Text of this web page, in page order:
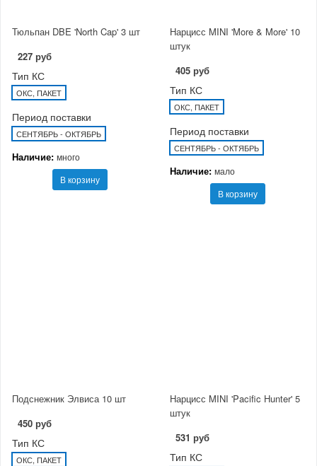
Тюльпан DBE 'North Cap' 3 шт
227 руб
Тип КС
ОКС, ПАКЕТ
Период поставки
СЕНТЯБРЬ - ОКТЯБРЬ
Наличие: много
В корзину
Нарцисс MINI 'More & More' 10
штук
405 руб
Тип КС
ОКС, ПАКЕТ
Период поставки
СЕНТЯБРЬ - ОКТЯБРЬ
Наличие: мало
В корзину
Подснежник Элвиса 10 шт
450 руб
Тип КС
ОКС, ПАКЕТ
Нарцисс MINI 'Pacific Hunter' 5
штук
531 руб
Тип КС